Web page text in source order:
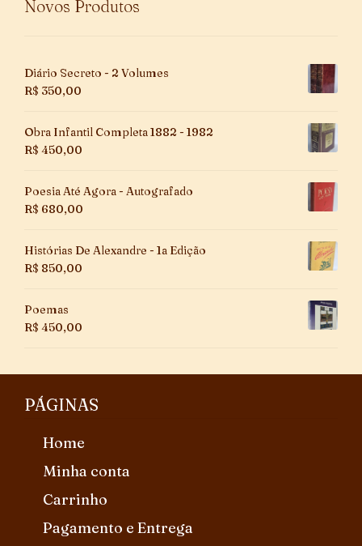
Novos Produtos
Diário Secreto - 2 Volumes
R$ 350,00
Obra Infantil Completa 1882 - 1982
R$ 450,00
Poesia Até Agora - Autografado
R$ 680,00
Histórias De Alexandre - 1a Edição
R$ 850,00
Poemas
R$ 450,00
PÁGINAS
Home
Minha conta
Carrinho
Pagamento e Entrega